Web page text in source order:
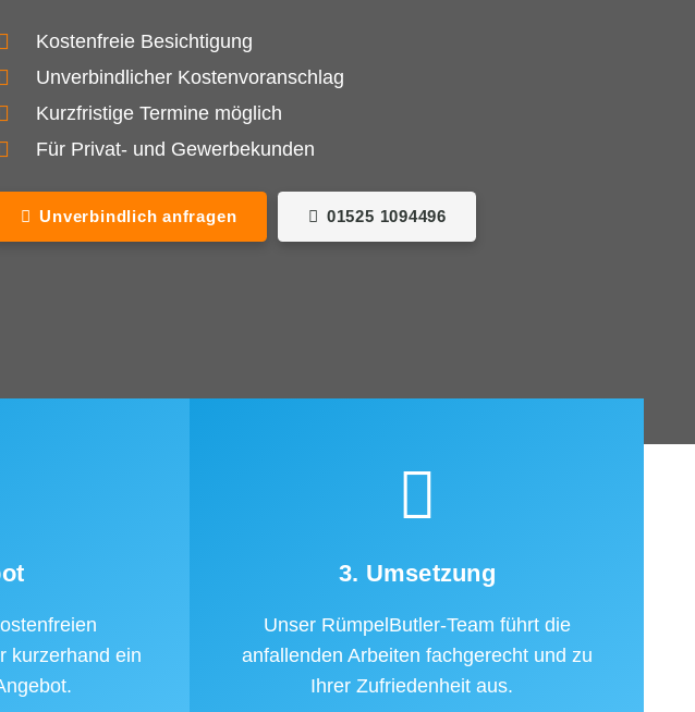
Kostenfreie Besichtigung
Unverbindlicher Kostenvoranschlag
Kurzfristige Termine möglich
Für Privat- und Gewerbekunden
Unverbindlich anfragen 01525 1094496
kurzerhand ein
3. Umsetzung
Unser RümpelButler-Team führt die
anfallenden Arbeiten fachgerecht und zu
Ihrer Zufriedenheit aus.